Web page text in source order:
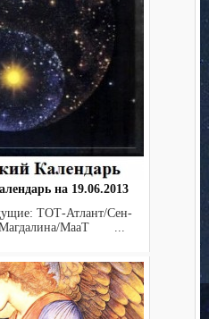
на 19.06.2013
ТОТ-Атлант/Сен-
МааТ ...